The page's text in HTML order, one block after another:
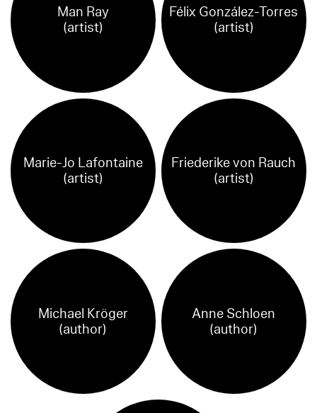
Man Ray
(artist)
Félix González-Torres
(artist)
Marie-Jo Lafontaine
(artist)
Friederike von Rauch
(artist)
Michael Kröger
(author)
Anne Schloen
(author)